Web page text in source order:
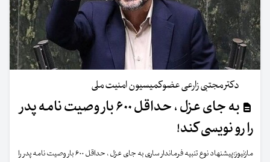
دکتر مجتبی زارعی عضوکمیسیون امنیت ملی
به جای عزل ، حداقل ۶۰۰ بار وصیت نامه پدر
را رو نویسی کند!
مازنیوز:پیشنهاد نوع تنبیه فرماندار ساری به جای عزل ، حداقل ۶۰۰ بار وصیت نامه پدر را